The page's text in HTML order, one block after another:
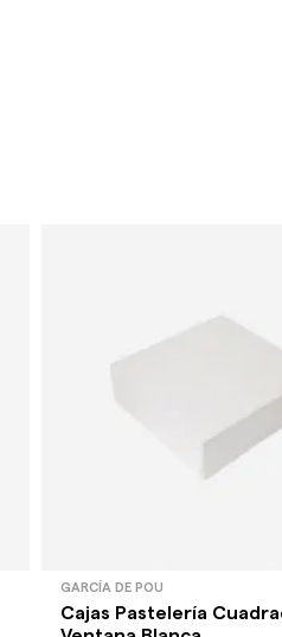
GARCÍA DE POU
Cajas Pastelería